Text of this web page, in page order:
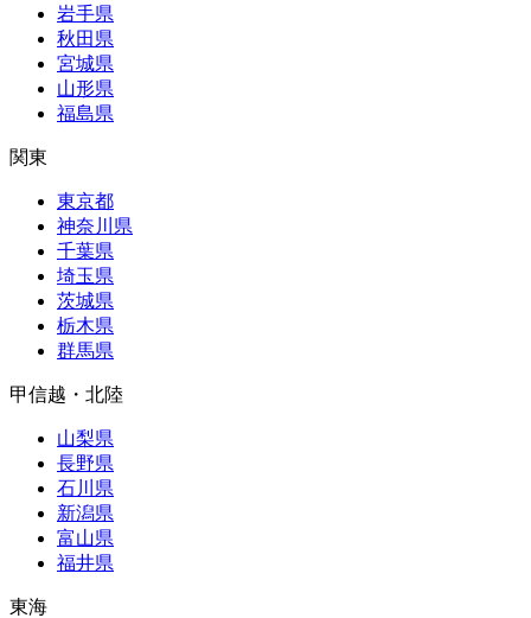
岩手県
秋田県
宮城県
山形県
福島県
関東
東京都
神奈川県
千葉県
埼玉県
茨城県
栃木県
群馬県
甲信越・北陸
山梨県
長野県
石川県
新潟県
富山県
福井県
東海